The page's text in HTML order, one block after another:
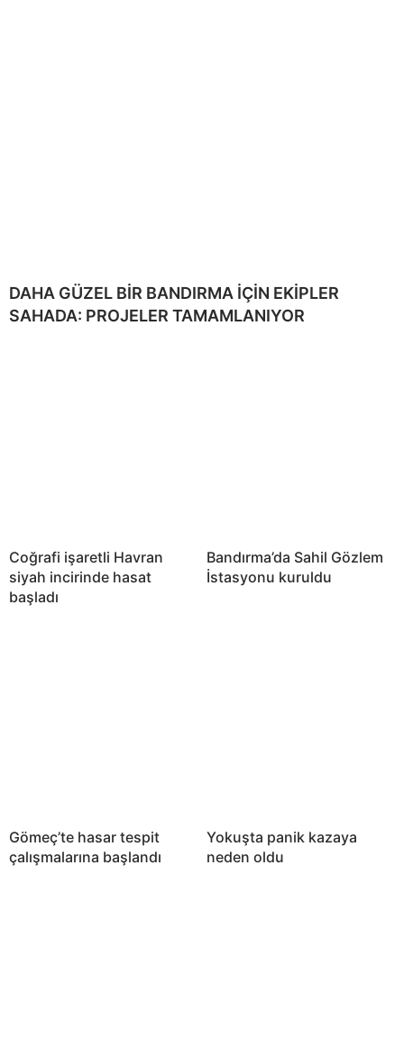
DAHA GÜZEL BİR BANDIRMA İÇİN EKİPLER
SAHADA: PROJELER TAMAMLANIYOR
Coğrafi işaretli Havran
siyah incirinde hasat
başladı
Bandırma’da Sahil Gözlem
İstasyonu kuruldu
Gömeç’te hasar tespit
çalışmalarına başlandı
Yokuşta panik kazaya
neden oldu